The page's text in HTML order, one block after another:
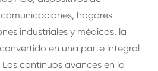
hogares
industriales y médicas, la
en una parte integral
continuos avances en la